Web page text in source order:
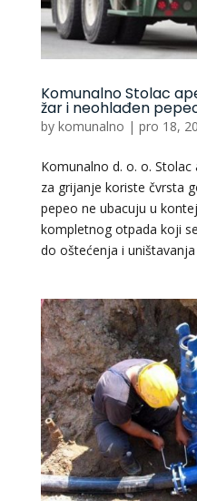
Komunalno Stolac
žar i neohlađen
by komunalno | pro 18,
Komunalno d. o. o.
za grijanje koriste čvrsta
pepeo ne ubacuju u
kompletnog otpada koji
do oštećenja i